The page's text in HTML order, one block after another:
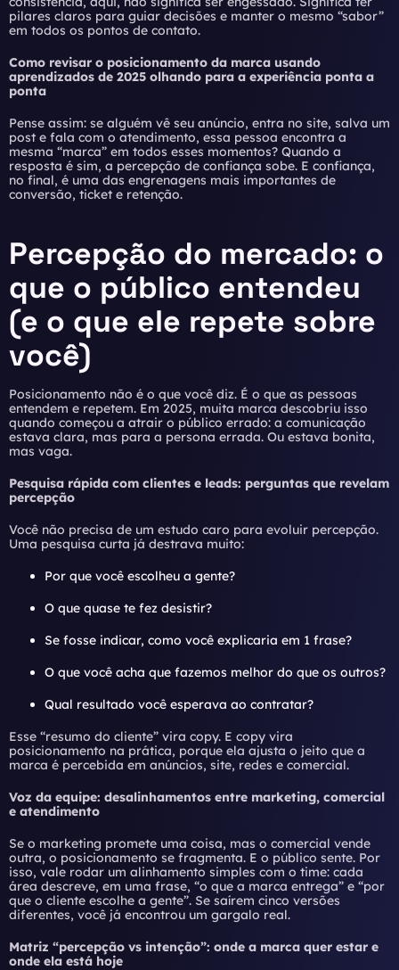
pilares claros para guiar decisões e manter o mesmo “sabor”
em todos os pontos de contato.
Como revisar o posicionamento da marca usando
aprendizados de 2025 olhando para a experiência ponta a
ponta
Pense assim: se alguém vê seu anúncio, entra no site, salva um
post e fala com o atendimento, essa pessoa encontra a
mesma “marca” em todos esses momentos? Quando a
resposta é sim, a percepção de confiança sobe. E confiança,
no final, é uma das engrenagens mais importantes de
conversão, ticket e retenção.
Percepção do mercado: o
que o público entendeu
(e o que ele repete sobre
você)
Posicionamento não é o que você diz. É o que as pessoas
entendem e repetem. Em 2025, muita marca descobriu isso
quando começou a atrair o público errado: a comunicação
estava clara, mas para a persona errada. Ou estava bonita,
mas vaga.
Pesquisa rápida com clientes e leads: perguntas que revelam
percepção
Você não precisa de um estudo caro para evoluir percepção.
Uma pesquisa curta já destrava muito:
Por que você escolheu a gente?
O que quase te fez desistir?
Se fosse indicar, como você explicaria em 1 frase?
O que você acha que fazemos melhor do que os outros?
Qual resultado você esperava ao contratar?
Esse “resumo do cliente” vira copy. E copy vira
posicionamento na prática, porque ela ajusta o jeito que a
marca é percebida em anúncios, site, redes e comercial.
Voz da equipe: desalinhamentos entre marketing, comercial
e atendimento
Se o marketing promete uma coisa, mas o comercial vende
outra, o posicionamento se fragmenta. E o público sente. Por
isso, vale rodar um alinhamento simples com o time: cada
área descreve, em uma frase, “o que a marca entrega” e “por
que o cliente escolhe a gente”. Se saírem cinco versões
diferentes, você já encontrou um gargalo real.
Matriz “percepção vs intenção”: onde a marca quer estar e
onde ela está hoje